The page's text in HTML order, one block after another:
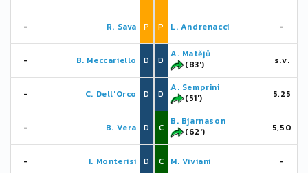
- R. Sava P
- B. Meccariello D
- C. Dell'Orco D
- B. Vera D
- I. Monterisi D
P L. Andrenacci -
D
A. Matějů
(83')
s.v.
D
A. Semprini
(51')
5,25
C
B. Bjarnason
(62')
5,50
C M. Viviani -